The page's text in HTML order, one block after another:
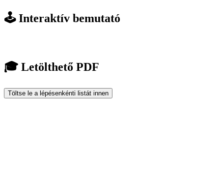
🕹️ Interaktív bemutató
🎓 Letölthető PDF
Töltse le a lépésenkénti listát innen